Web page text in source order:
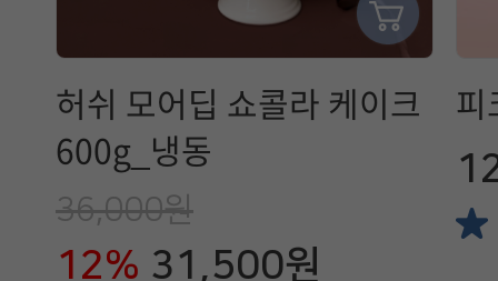
허쉬 모어딥 쇼콜라 케이크
600g_냉동
36,000원
12% 31,500원
피